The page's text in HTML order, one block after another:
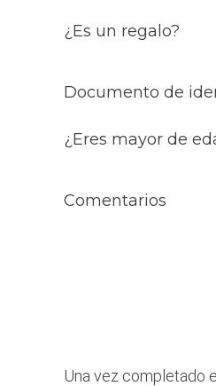
¿Es un regalo?
Documento de
¿Eres mayor de
Comentarios
Una vez completado